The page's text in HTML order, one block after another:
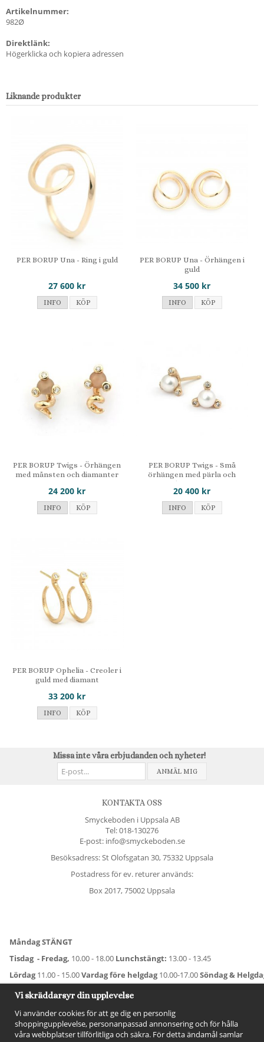
Artikelnummer:
982Ø
Direktlänk:
Högerklicka och kopiera adressen
Liknande produkter
PER BORUP Una - Ring i guld
27 600 kr
INFO KÖP
PER BORUP Una - Örhängen i
guld
34 500 kr
INFO KÖP
PER BORUP Twigs - Örhängen
med månsten och diamanter
24 200 kr
INFO KÖP
PER BORUP Twigs - Små
örhängen med pärla och
diamanter
20 400 kr
INFO KÖP
PER BORUP Ophelia - Creoler i
guld med diamant
33 200 kr
INFO KÖP
Missa inte våra erbjudanden och nyheter!
ANMÄL MIG
KONTAKTA OSS
Smyckeboden i Uppsala AB
Tel:018-130276
E-post: info@smyckeboden.se
Besöksadress: St Olofsgatan 30, 75332 Uppsala
Postadress för ev. returer används:
Box 2017, 75002 Uppsala
Måndag STÄNGT
Tisdag - Fredag, 10.00 - 18.00 Lunchstängt: 13.00 - 13.45
Lördag11.00 - 15.00Vardag före helgdag10.00-17.00Söndag &
För avvikande öppettider:Titta här
Vi skräddarsyr din upplevelse
Vi använder cookies för att ge dig en personlig
shoppingupplevelse, personanpassad annonsering och för hålla
våra webbplatser tillförlitliga och säkra. För detta ändamål samlar